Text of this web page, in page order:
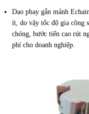
Dao phay gắn mảnh
ít, do vậy tốc độ gia công
chóng, bước tiến cao rút
phí cho doanh nghiệp.